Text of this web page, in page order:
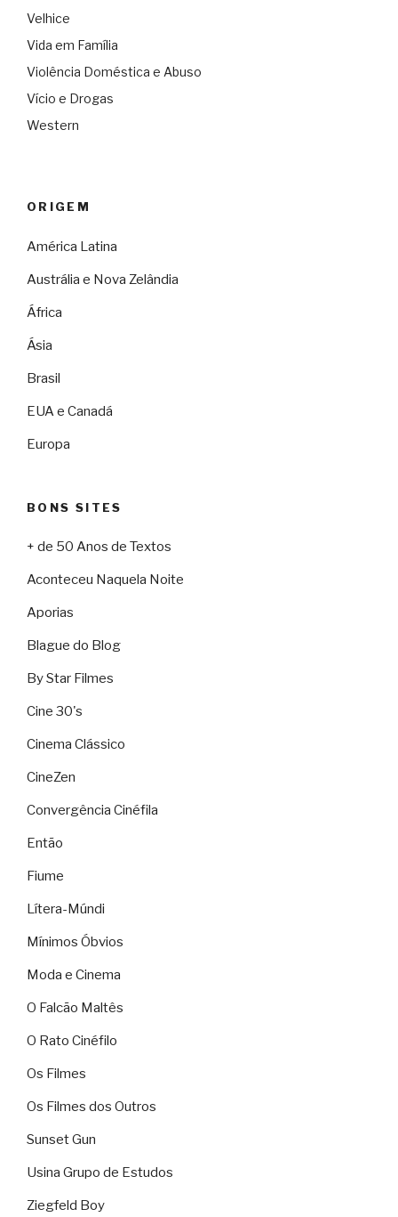
Velhice
Vida em Família
Violência Doméstica e Abuso
Vício e Drogas
Western
ORIGEM
América Latina
Austrália e Nova Zelândia
África
Ásia
Brasil
EUA e Canadá
Europa
BONS SITES
+ de 50 Anos de Textos
Aconteceu Naquela Noite
Aporias
Blague do Blog
By Star Filmes
Cine 30's
Cinema Clássico
CineZen
Convergência Cinéfila
Então
Fiume
Lítera-Múndi
Mínimos Óbvios
Moda e Cinema
O Falcão Maltês
O Rato Cinéfilo
Os Filmes
Os Filmes dos Outros
Sunset Gun
Usina Grupo de Estudos
Ziegfeld Boy